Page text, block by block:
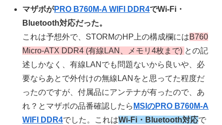
マザボがPRO B760M-A WIFI DDR4でWi-Fi・
Bluetooth対応だった。
これは予想外で、STORMのHP上の構成欄にはB760
Micro-ATX DDR4 (有線LAN、メモリ4枚まで) との記
述しかなく、有線LANでも問題ないから良いや、必
要ならあとで外付けの無線LANをと思ってた程度だ
ったのですが、付属品にアンテナが有ったので、あ
れ？とマザボの品番確認したら MSIのPRO B760M-A
WIFI DDR4でした。これはWi-Fi・Bluetooth対応で